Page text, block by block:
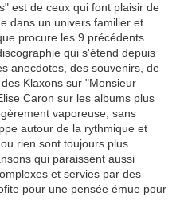
est de ceux qui font plaisir de
dans un univers familier et
procure les 9 précédents
qui s'étend depuis
anecdotes, des souvenirs, de
Klaxons sur "Monsieur
Caron sur les albums plus
vaporeuse, sans
autour de la rythmique et
rien sont toujours plus
qui paraissent aussi
et servies par des
pour une pensée émue pour